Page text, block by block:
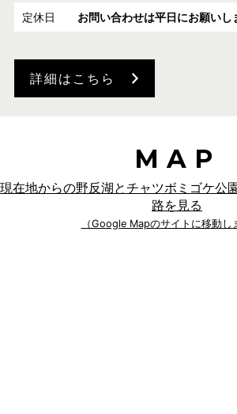
定休日 お問い合わせは平日にお願いし
詳細はこちら
MAP
現在地からの野反湖とチャツボミゴケ公
路を見る
（Google Mapのサイトに移動し